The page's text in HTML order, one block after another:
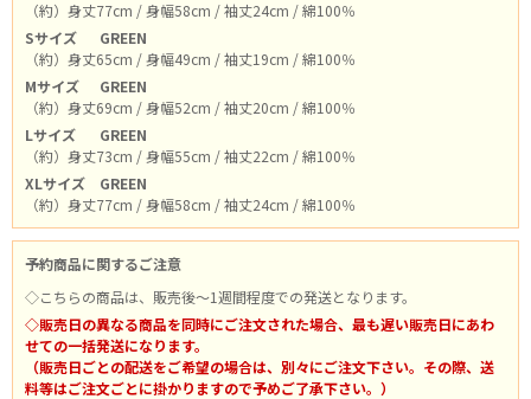
（約）身丈77cm / 身幅58cm / 袖丈24cm / 綿100％
Sサイズ
GREEN
（約）身丈65cm / 身幅49cm / 袖丈19cm / 綿100％
Mサイズ
GREEN
（約）身丈69cm / 身幅52cm / 袖丈20cm / 綿100％
Lサイズ
GREEN
（約）身丈73cm / 身幅55cm / 袖丈22cm / 綿100％
XLサイズ
GREEN
（約）身丈77cm / 身幅58cm / 袖丈24cm / 綿100％
予約商品に関するご注意
◇こちらの商品は、販売後～1週間程度での発送となります。
◇販売日の異なる商品を同時にご注文された場合、最も遅い販売日にあわ
せての一括発送になります。
（販売日ごとの配送をご希望の場合は、別々にご注文下さい。その際、送
料等はご注文ごとに掛かりますので予めご了承下さい。）